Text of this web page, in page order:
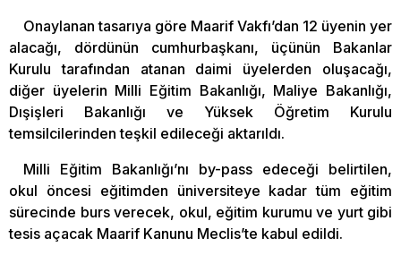
Onaylanan tasarıya göre Maarif Vakfı’dan 12 üyenin yer
alacağı, dördünün cumhurbaşkanı, üçünün Bakanlar
Kurulu tarafından atanan daimi üyelerden oluşacağı,
diğer üyelerin Milli Eğitim Bakanlığı, Maliye Bakanlığı,
Dışişleri Bakanlığı ve Yüksek Öğretim Kurulu
temsilcilerinden teşkil edileceği aktarıldı.
Milli Eğitim Bakanlığı’nı by-pass edeceği belirtilen,
okul öncesi eğitimden üniversiteye kadar tüm eğitim
sürecinde burs verecek, okul, eğitim kurumu ve yurt gibi
tesis açacak Maarif Kanunu Meclis’te kabul edildi.